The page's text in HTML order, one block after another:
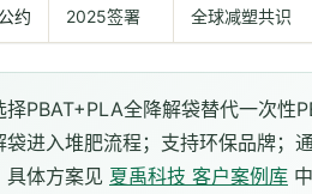
约 2025签署 全球减塑共识
择PBAT+PLA全降解袋替代一次性
袋进入堆肥流程；支持环保品牌；
具体方案见 夏禹科技 客户案例库